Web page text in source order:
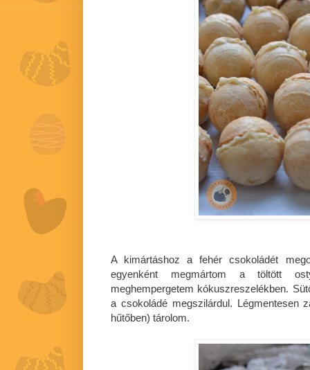
A kimártáshoz a fehér csokoládét
egyenként megmártom a töltött
meghempergetem kókuszreszelékben.
a csokoládé megszilárdul. Légmentesen
hűtőben) tárolom.